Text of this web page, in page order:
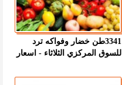
3341طن خضار وفواكه ترد
للسوق المركزي الثلاثاء - اسعار